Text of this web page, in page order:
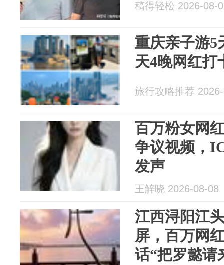
稿得轻松 2026-08-
重庆亲子游5
天4晚网红打
旅行攻略推荐
百万粉女网
争议视频，
发声
王觪晓 2026-08-08
江西浔阳江
屏，百万网
话“把罗懿请